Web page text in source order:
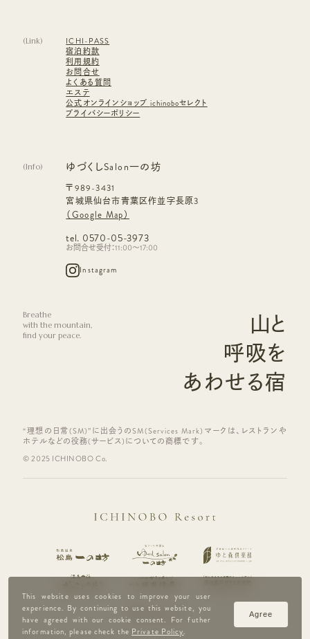
(Link)
ICHI-PASS
宿泊約款
利用規約
お問合せ
よくある質問
エステ
公式オンラインショップ ichinoboセレクト
プライバシーポリシー
(Info) ゆづくしSalon一の坊
〒989-3431
宮城県仙台市青葉区作並字長原3
（Google Map）
tel. 0570-05-3973
お問合せ受付：11:00～17:00
Instagram
Breathe
with the mountain,
find your peace.
山と
呼吸を
あわせる宿
“理想の日常(SM)”に出会うのSM(Services Mark)マークは、レストランや
ホテルなどの役務(サービス)についての商標です。
© 2025 ICHINOBO Co.
This website uses cookies to improve your user
experience. By continuing to use this website, you
have agreed with our cookie consent. For futher
information, please check the Private Policy.
Agree